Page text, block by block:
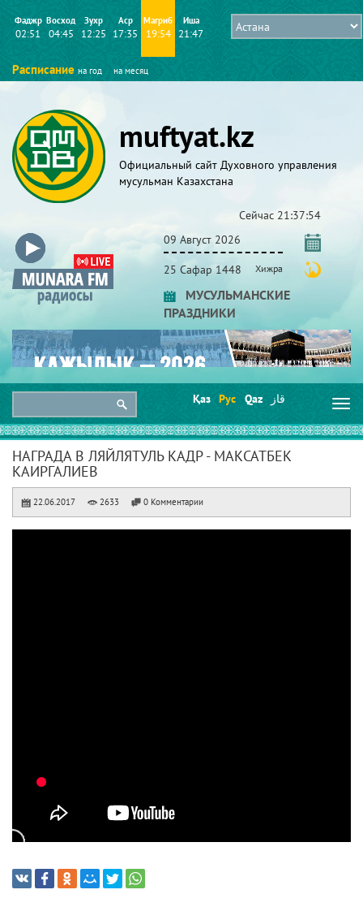
Фаджр
02:51
Восход
04:45
Зухр
12:25
Аср
17:35
Магриб
19:54
Иша
21:47
Расписание на год на месяц
muftyat.kz
Официальный сайт Духовного управления
мусульман Казахстана
Сейчас 21:37:54
09 Август 2026
25 Сафар 1448 Хижра
МУСУЛЬМАНСКИЕ
ПРАЗДНИКИ
Қаз Рус Qaz قاز
НАГРАДА В ЛЯЙЛЯТУЛЬ КАДР - МАКСАТБЕК
КАИРГАЛИЕВ
22.06.2017 2633 0 Комментарии